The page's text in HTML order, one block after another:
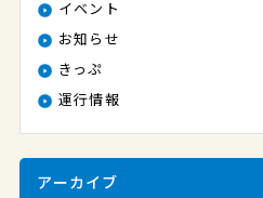
イベント
お知らせ
きっぷ
運行情報
アーカイブ